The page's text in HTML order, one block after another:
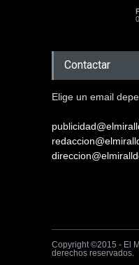
Contactar
Elige un email
Copyright ©2015 - El
derechos reservados.